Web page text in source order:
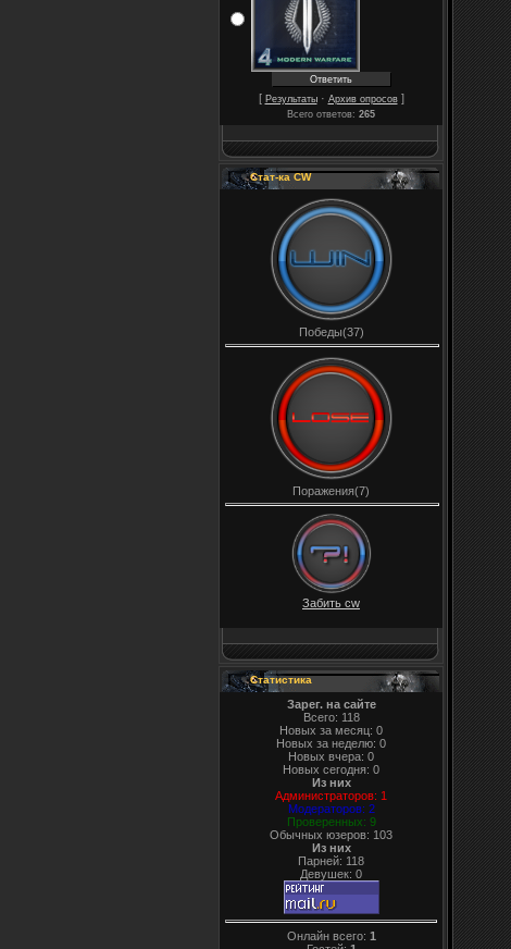
[ Результаты· Архив опросов]
Всего ответов: 265
Стат-ка CW
Победы(37)
Поражения(7)
Забить cw
Статистика
Зарег. на сайте
Всего: 118
Новых за месяц: 0
Новых за неделю: 0
Новых вчера: 0
Новых сегодня: 0
Из них
Администраторов: 1
Модераторов: 2
Проверенных: 9
Обычных юзеров: 103
Из них
Парней: 118
Девушек: 0
Онлайн всего: 1